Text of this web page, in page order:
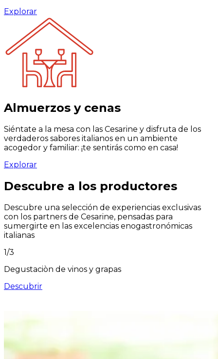
Explorar
Almuerzos y cenas
Siéntate a la mesa con las Cesarine y disfruta de los
verdaderos sabores italianos en un ambiente
acogedor y familiar: ¡te sentirás como en casa!
Explorar
Descubre a los productores
Descubre una selección de experiencias exclusivas
con los partners de Cesarine, pensadas para
sumergirte en las excelencias enogastronómicas
italianas
1/3
Degustaciòn de vinos y grapas
Descubrir